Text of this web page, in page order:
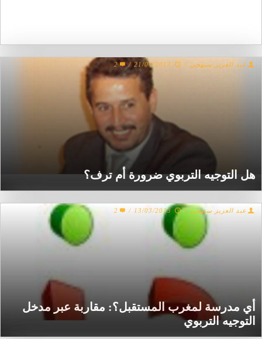
هل التوجيه التربوي ضرورة أم ترف؟
عبد العزيز سنهجي /
21/04/2013
/
2
أي مدرسة لمغرب المستقبل؟: مقاربة عبر مدخل
التوجيه التربوي
عبد العزيز سنهجي /
13/03/2013
/
2